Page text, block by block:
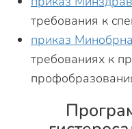
требования к
приказ
требованиях к